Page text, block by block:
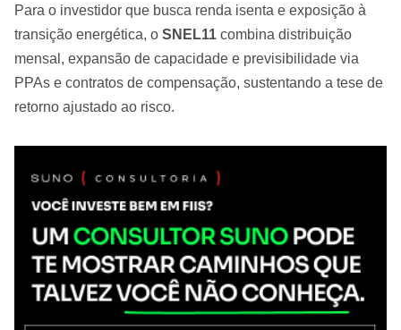
Para o investidor que busca renda isenta e exposição à
transição energética, o SNEL11 combina distribuição
mensal, expansão de capacidade e previsibilidade via
PPAs e contratos de compensação, sustentando a tese de
retorno ajustado ao risco.